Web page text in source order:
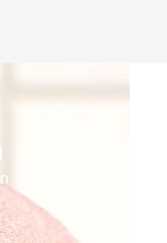
– wir sind